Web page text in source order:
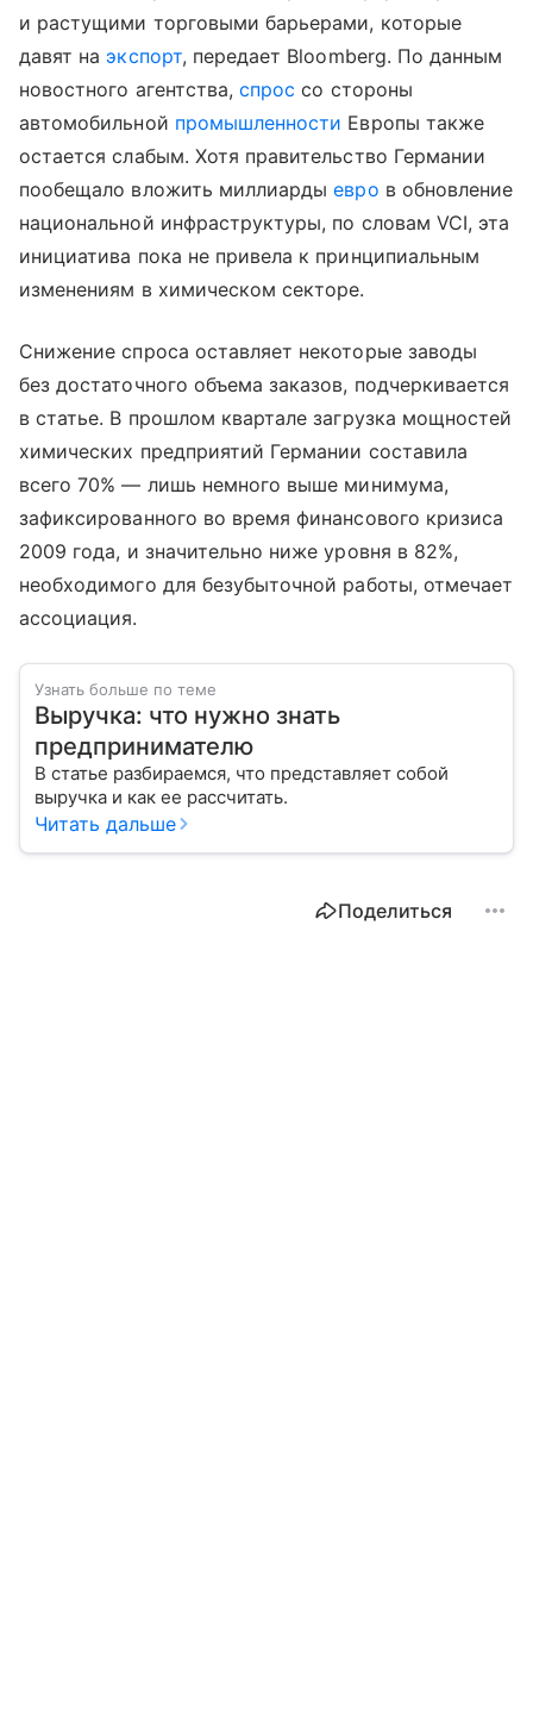
и растущими торговыми барьерами, которые
давят на экспорт, передает Bloomberg. По данным
новостного агентства,спрос со стороны
автомобильной промышленности Европы также
остается слабым. Хотя правительство Германии
пообещало вложить миллиардыевро в обновление
национальной инфраструктуры, по словам VCI, эта
инициатива пока не привела к принципиальным
изменениям в химическом секторе.
Снижение спроса оставляет некоторые заводы
без достаточного объема заказов, подчеркивается
в статье. В прошлом квартале загрузка мощностей
химических предприятий Германии составила
всего 70% — лишь немного выше минимума,
зафиксированного во время финансового кризиса
2009 года, и значительно ниже уровня в 82%,
необходимого для безубыточной работы, отмечает
ассоциация.
Узнать больше по теме
Выручка: что нужно знать
предпринимателю
В статье разбираемся, что представляет собой
выручка и как ее рассчитать.
Читать дальше
Поделиться